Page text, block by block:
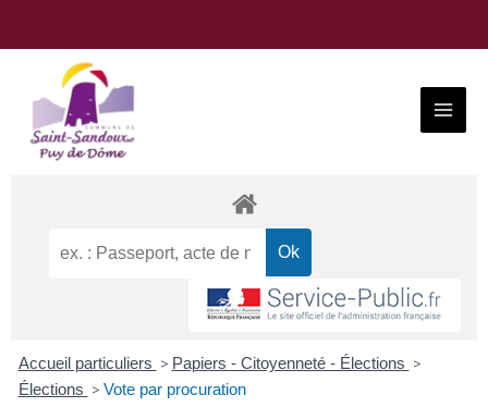
Menu
Accueil particuliers > Papiers - Citoyenneté - Élections >
Élections > Vote par procuration